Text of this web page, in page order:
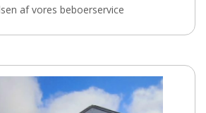
af vores beboerservice